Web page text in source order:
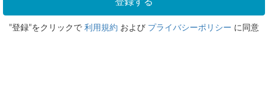
"登録"をクリックで 利用規約 および プライバシーポリシー に同意